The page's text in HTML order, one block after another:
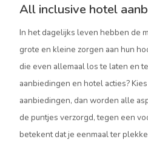
All inclusive hotel
In het dagelijks leven hebben de
grote en kleine zorgen aan hun
die even allemaal los te laten en
aanbiedingen en hotel acties?
aanbiedingen, dan worden alle
de puntjes verzorgd, tegen een
betekent dat je eenmaal ter